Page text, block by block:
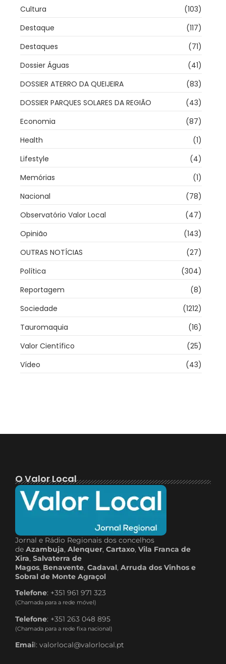
Cultura
(103)
Destaque
(117)
Destaques
(71)
Dossier Águas
(41)
DOSSIER ATERRO DA QUEIJEIRA
(83)
DOSSIER PARQUES SOLARES DA REGIÃO
(43)
Economia
(87)
Health
(1)
Lifestyle
(4)
Memórias
(1)
Nacional
(78)
Observatório Valor Local
(47)
Opinião
(143)
OUTRAS NOTÍCIAS
(27)
Política
(304)
Reportagem
(8)
Sociedade
(1212)
Tauromaquia
(16)
Valor Científico
(25)
Vídeo
(43)
O Valor Local
Jornal e Rádio Regionais dos concelhos
de Azambuja, Alenquer, Cartaxo, Vila Franca de
Xira, Salvaterra de
Magos, Benavente, Cadaval, Arruda dos Vinhos e
Sobral de Monte Agraçol
Telefone: +351 961 971 323
(Chamada para a rede móvel)
Telefone: +351 263 048 895
(Chamada para a rede fixa nacional)
Email: valorlocal@valorlocal.pt